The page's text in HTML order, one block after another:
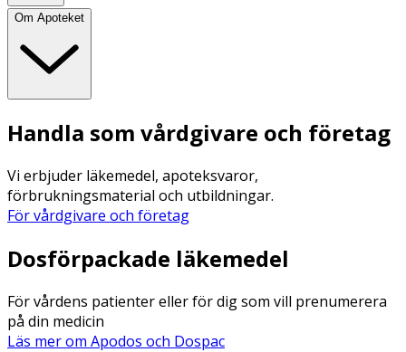
Om Apoteket
Handla som vårdgivare och företag
Vi erbjuder läkemedel, apoteksvaror,
förbrukningsmaterial och utbildningar.
För vårdgivare och företag
Dosförpackade läkemedel
För vårdens patienter eller för dig som vill prenumerera
på din medicin
Läs mer om Apodos och Dospac